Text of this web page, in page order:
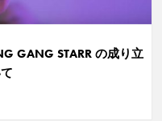
GANG STARR の成り立